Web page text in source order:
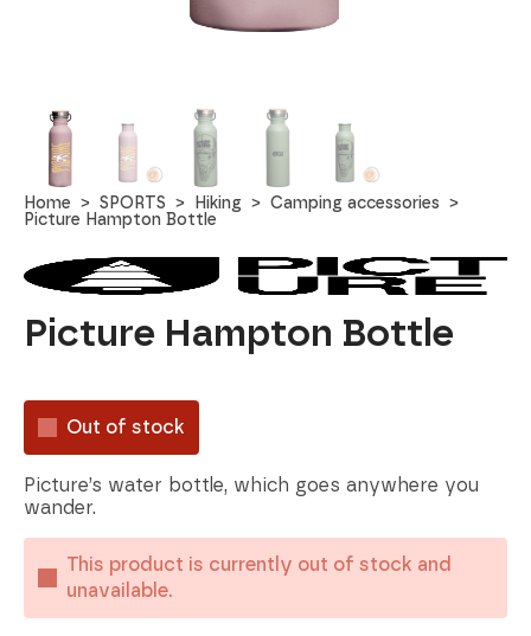
Home SPORTS Hiking
Camping accessories
Picture Hampton Bottle
Picture Hampton Bottle
Out of stock
Picture’s water bottle, which goes anywhere you
wander.
This product is currently out of stock and
unavailable.